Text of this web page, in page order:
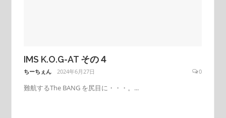
IMS K.O.G-AT その４
ちーちぇん 2024年6月27日 0
難航するThe BANG を尻目に・・・。...